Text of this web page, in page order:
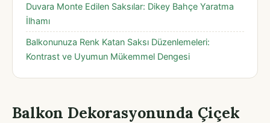
Duvara Monte Edilen Saksılar: Dikey Bahçe Yaratma
İlhamı
Balkonunuza Renk Katan Saksı Düzenlemeleri:
Kontrast ve Uyumun Mükemmel Dengesi
Balkon Dekorasyonunda Çiçek